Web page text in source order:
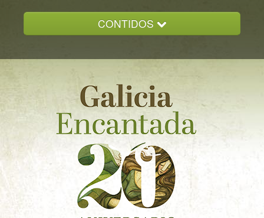
CONTIDOS
GALICIA ENCANTADA
DOCUMENTACION
NOVAS
CONTACTO